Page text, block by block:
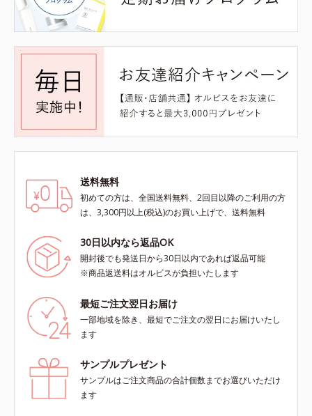
送料無料
初めての方は、全国送料無料、2回目以降のご利用の方
は、3,300円以上(税込)のお買い上げで、送料無料
30日以内なら返品OK
開封後でも発送日から30日以内であれば返品可能
※商品返送料はオルビスが負担いたします
最短ご注文翌日お届け
一部地域を除き、最短でご注文の翌日にお届けいたし
ます
サンプルプレゼント
サンプルはご注文商品の合計個数までお選びいただけ
ます